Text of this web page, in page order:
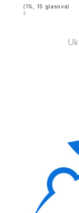
(1%, 15 glasova)